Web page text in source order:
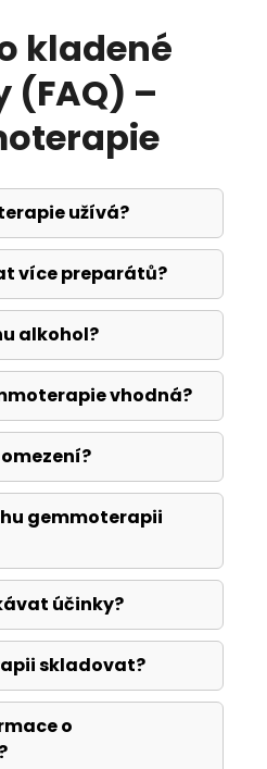
kladené
(FAQ) –
užívá?
více preparátů?
alkohol?
vhodná?
gemmoterapii
účinky?
skladovat?
o